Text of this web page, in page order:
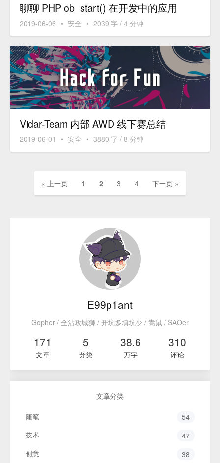
聊聊 PHP ob_start() 在开发中的应用
2019-06-06 • 安全 • 2039 字 / 4 分钟
Vidar-Team 内部 AWD 线下赛总结
2019-06-01 • 安全 • 3880 字 / 8 分钟
« 上一页 1 2 3 4 下一页 »
E99p1ant
Gopher / 全沾攻城狮 / 开坑多填坑少 / 嵩鼠 / SAOer
171
文章
5
分类
38.6
万字
310
评论
文章分类
随笔
54
技术
47
创意
38